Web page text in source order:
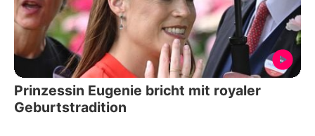
Prinzessin Eugenie bricht mit royaler
Geburtstradition